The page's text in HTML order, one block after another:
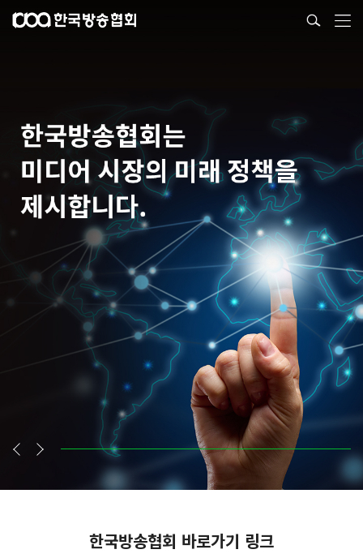
한국방송협회 바로가기 링크